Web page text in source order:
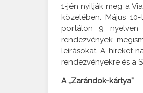
1-jén nyitják meg a
közelében. Május
portálon 9 nyelven
rendezvények
leírásokat. A híreket
rendezvényekre és a
A „Zarándok-kártya”